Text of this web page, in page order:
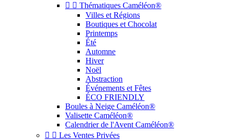
  Thématiques Caméléon®
Villes et Régions
Boutiques et Chocolat
Printemps
Été
Automne
Hiver
Noël
Abstraction
Événements et Fêtes
ÉCO FRIENDLY
Boules à Neige Caméléon®
Valisette Caméléon®
Calendrier de l'Avent Caméléon®
  Les Ventes Privées